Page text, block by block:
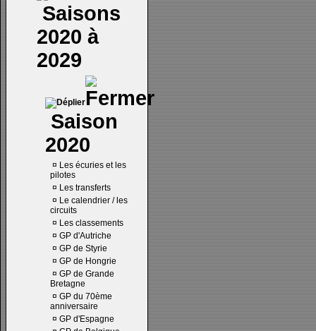
Saisons
2020 à
2029
Saison
2020
¤ Les écuries et les
pilotes
¤ Les transferts
¤ Le calendrier / les
circuits
¤ Les classements
¤ GP d'Autriche
¤ GP de Styrie
¤ GP de Hongrie
¤ GP de Grande
Bretagne
¤ GP du 70ème
anniversaire
¤ GP d'Espagne